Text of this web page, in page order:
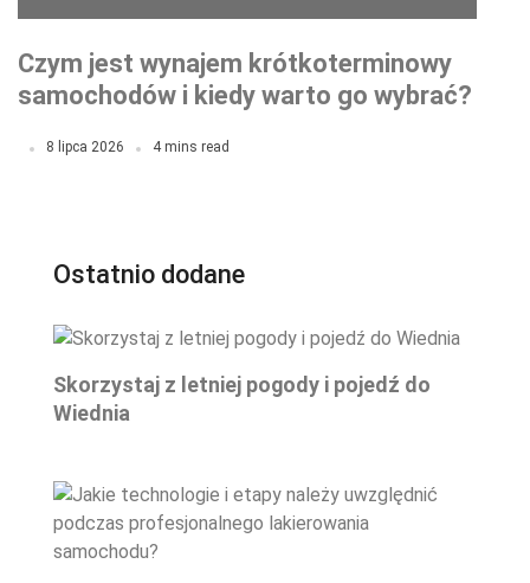
Czym jest wynajem krótkoterminowy
samochodów i kiedy warto go wybrać?
8 lipca 2026 4 mins read
Ostatnio dodane
Skorzystaj z letniej pogody i pojedź do
Wiednia